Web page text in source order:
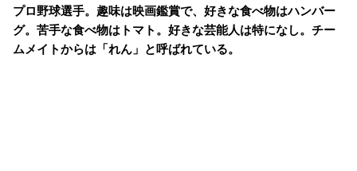
プロ野球選手。趣味は映画鑑賞で、好きな食べ物はハンバー
グ。苦手な食べ物はトマト。好きな芸能人は特になし。チー
ムメイトからは「れん」と呼ばれている。